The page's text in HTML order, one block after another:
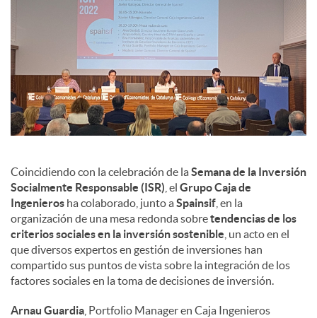
Coincidiendo con la celebración de laSemana de la Inversión
Socialmente Responsable (ISR) , el Grupo Caja de
Ingenieros ha colaborado, junto aSpainsif , en la
organización de una mesa redonda sobretendencias de los
criterios sociales en la inversión sostenible , un acto en el
que diversos expertos en gestión de inversiones han
compartido sus puntos de vista sobre la integración de los
factores sociales en la toma de decisiones de inversión.
Arnau Guardia , Portfolio Manager en Caja Ingenieros